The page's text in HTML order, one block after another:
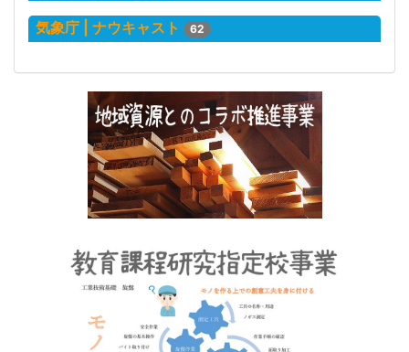
気象庁 | ナウキャスト 62